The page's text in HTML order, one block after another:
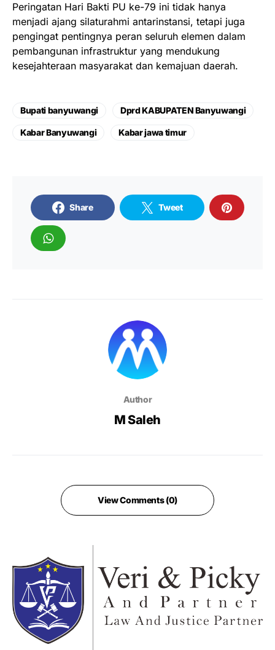
Peringatan Hari Bakti PU ke-79 ini tidak hanya
menjadi ajang silaturahmi antarinstansi, tetapi juga
pengingat pentingnya peran seluruh elemen dalam
pembangunan infrastruktur yang mendukung
kesejahteraan masyarakat dan kemajuan daerah.
Bupati banyuwangi Dprd KABUPATEN Banyuwangi
Kabar Banyuwangi Kabar jawa timur
Share Tweet
Author
M Saleh
View Comments (0)